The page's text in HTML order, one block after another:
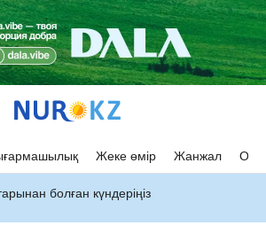
Жеке өмір Жанжал
болған күндеріңіз